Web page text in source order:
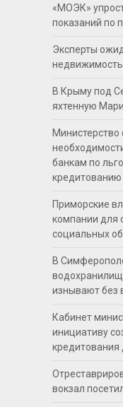
«МОЭК»
показаний по
Эксперты
В Крыму под
яхтенную
банкам по
кредитованию
Приморские
компании для
социальных
В
изнывают без
Кабинет
инициативу
кредитования
вокзал